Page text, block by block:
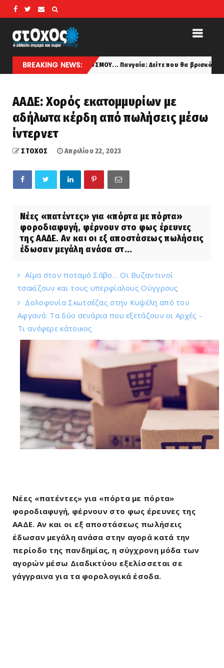
BREAKING NEWS:
ΤΟΥ ΚΟΣΜΟΥ... Πανγαία: Δείτε που θα βρισκόταν η Ελλάδα στον
ΑΑΔΕ: Χορός εκατομμυρίων με
αδήλωτα κέρδη από πωλήσεις μέσω
ίντερνετ
ΣΤΟΧΟΣ Απριλίου 22, 2023
Νέες «πατέντες» για «πόρτα με πόρτα»
φοροδιαφυγή, φέρνουν στο φως έρευνες
της ΑΑΔΕ. Αν και οι εξ αποστάσεως πωλήσεις
έδωσαν μεγάλη ανάσα στ...
Αίμα στον ποταμό Σάβο… Οι Βυζαντινοί
τσακίζουν και τους υπερφίαλους Ούγγρους
Δολοφονία Σκωτσέζας στην Κυψέλη από τον
Αφγανό: Τα δύο σενάρια που εξετάζουν οι Αρχές -
Τι ανέφερε κάτοικος
Νέες «πατέντες» για «πόρτα με πόρτα»
φοροδιαφυγή, φέρνουν στο φως έρευνες της
ΑΑΔΕ. Αν και οι εξ αποστάσεως πωλήσεις
έδωσαν μεγάλη ανάσα στην αγορά κατά την
περίοδο της πανδημίας, η σύγχρονη μόδα των
αγορών μέσω Διαδικτύου εξελίσσεται σε
γάγγραινα για τα φορολογικά έσοδα.